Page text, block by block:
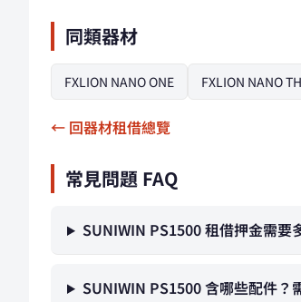
同類器材
FXLION NANO ONE FXLION NANO
← 回器材租借總覽
常見問題 FAQ
SUNIWIN PS1500 租借押金需要
SUNIWIN PS1500 含哪些配件？